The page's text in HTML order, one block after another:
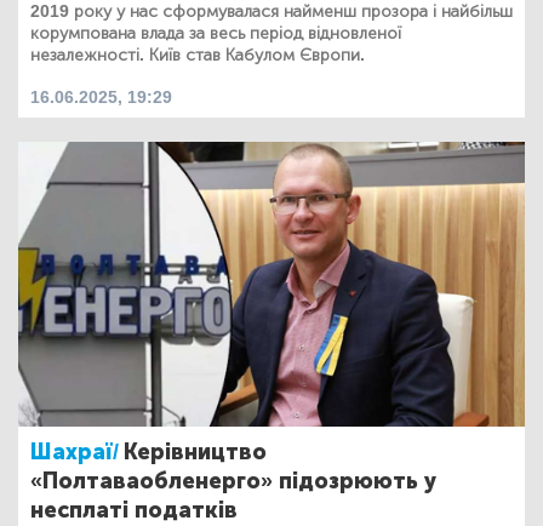
2019 року у нас сформувалася найменш прозора і найбільш
корумпована влада за весь період відновленої
незалежності. Київ став Кабулом Європи.
16.06.2025, 19:29
Шахраї/ Керівництво
«Полтаваобленерго» підозрюють у
несплаті податків